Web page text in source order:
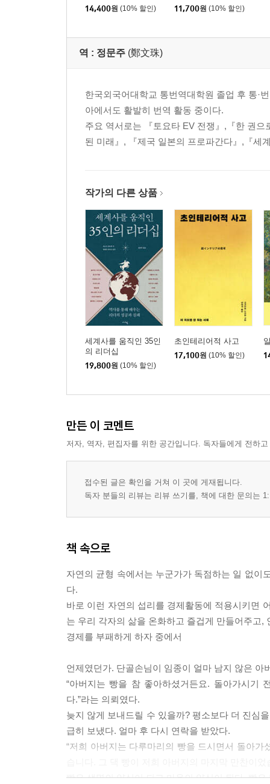
14,400원 (10% 할인) 11,700원 (10% 할인)
역 : 정문주 (鄭文珠)
한국외국어대학교 통번역대학원 졸업 후 통·
아에서도 활발히 번역 활동 중이다.
주요 역서로는 『토요타 EV 전쟁』,『한 권
된 미래』, 『제국 일본의 프로파간다』,『세
작가의 다른 상품
세계사를 움직인 35인
의 리더십
19,800원 (10% 할인)
초인테리어적 사고
17,100원 (10% 할인)
만든 이 코멘트
저자, 역자, 편집자를 위한 공간입니다. 독자들에게 전하
접수된 글은 확인을 거쳐 이 곳에 게재됩니다.
독자 분들의 리뷰는 리뷰 쓰기를, 책에 대한 문의는
책 속으로
자연의 균형 속에서는 누군가가 독점하는 일 없이
다.
바로 이런 자연의 섭리를 경제활동에 적용시키면
는 우리 각자의 삶을 온화하고 즐겁게 만들어주고,
경제를 부패하게 하자 중에서
언제였던가. 단골손님이 임종이 얼마 남지 않은
“아버지는 빵을 참 좋아하셨거든요. 돌아가시기
다.”라는 의뢰였다.
늦지 않게 보내드릴 수 있을까? 평소보다 더 진심
급히 보냈다. 얼마 후 다시 연락을 받았다.
“저희 아버지는 다루마리의 빵을 드시면서 돌아
빵은 생명의 양식이 되고 마음의 양식이 된다. 빵